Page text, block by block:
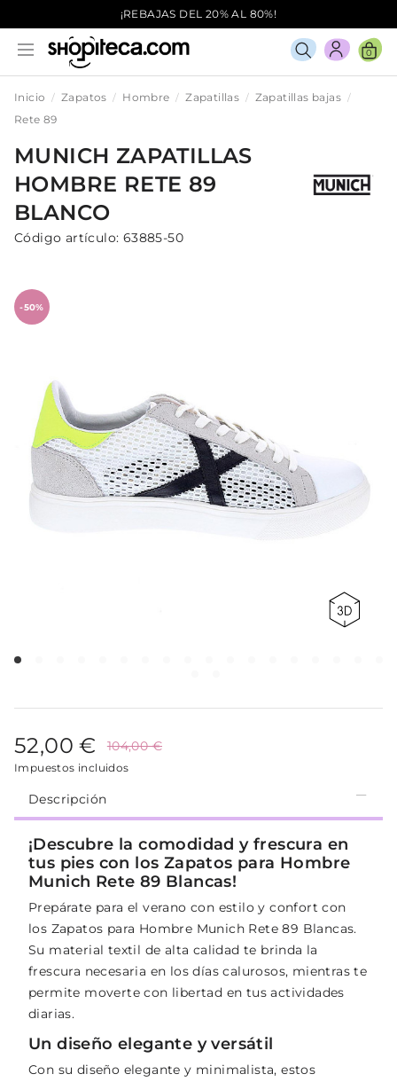
¡REBAJAS DEL 20% AL 80%!
0
Inicio Zapatos Hombre Zapatillas
Zapatillas bajas
Rete 89
MUNICH ZAPATILLAS
HOMBRE RETE 89
BLANCO
Código artículo: 63885-50
-50%
52,00 € 104,00 €
Impuestos incluidos
Descripción
¡Descubre la comodidad y frescura en
tus pies con los Zapatos para Hombre
Munich Rete 89 Blancas!
Prepárate para el verano con estilo y confort con
los Zapatos para Hombre Munich Rete 89 Blancas.
Su material textil de alta calidad te brinda la
frescura necesaria en los días calurosos, mientras te
permite moverte con libertad en tus actividades
diarias.
Un diseño elegante y versátil
Con su diseño elegante y minimalista, estos